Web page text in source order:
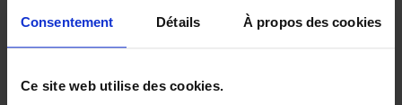
Consentement Détails À propos des cookies
Ce site web utilise des cookies.